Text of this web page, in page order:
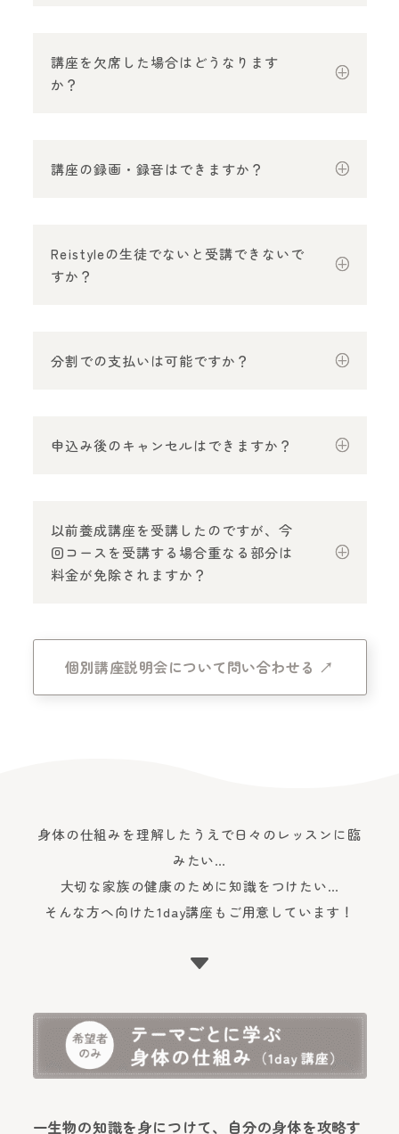
講座を欠席した場合はどうなります
か？
講座の録画・録音はできますか？
Reistyleの生徒でないと受講できないで
すか？
分割での支払いは可能ですか？
申込み後のキャンセルはできますか？
以前養成講座を受講したのですが、今
回コースを受講する場合重なる部分は
料金が免除されますか？
個別講座説明会について問い合わせる ↗︎
身体の仕組みを理解したうえで日々のレッスンに臨
みたい…
大切な家族の健康のために知識をつけたい…
そんな方へ向けた1day講座もご用意しています！
C
一生物の知識を身につけて、自分の身体を攻略す